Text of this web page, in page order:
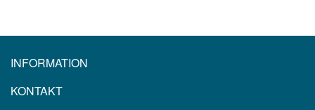
INFORMATION
KONTAKT